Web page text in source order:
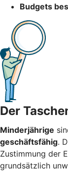
Budgets
Der
Minderjährige
geschäftsfähig.
Zustimmung der
grundsätzlich